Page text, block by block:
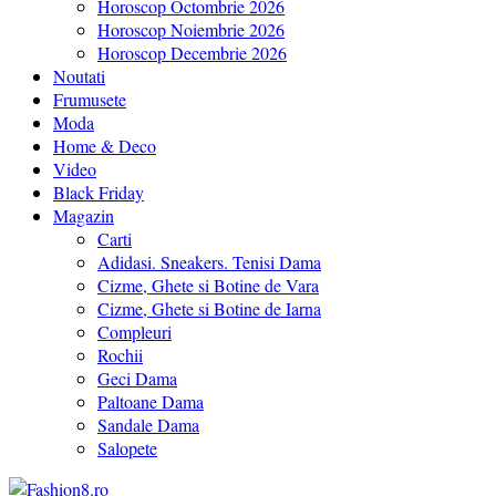
Horoscop Octombrie 2026
Horoscop Noiembrie 2026
Horoscop Decembrie 2026
Noutati
Frumusete
Moda
Home & Deco
Video
Black Friday
Magazin
Carti
Adidasi. Sneakers. Tenisi Dama
Cizme, Ghete si Botine de Vara
Cizme, Ghete si Botine de Iarna
Compleuri
Rochii
Geci Dama
Paltoane Dama
Sandale Dama
Salopete